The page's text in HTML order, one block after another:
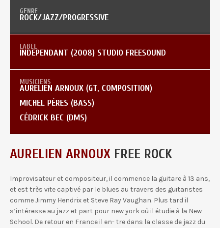
ROCK/JAZZ/PROGRESSIVE
INDEPENDANT (2008) STUDIO FREESOUND
AURELIEN ARNOUX (GT, COMPOSITION)
MICHEL PÉRES (BASS)
CÉDRICK BEC (DMS)
AURELIEN ARNOUX FREE ROCK
Improvisateur et compositeur, il commence la guitare à 13 ans,
et est très vite captivé par le blues au travers des guitaristes
comme Jimmy Hendrix et Steve Ray Vaughan. Plus tard il
s’intéresse au jazz et part pour new york où il étudie à la New
School. De retour en France il en- tre dans la classe de jazz du